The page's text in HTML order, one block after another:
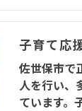
子育て応
佐世保市で
人を行い、
ています。